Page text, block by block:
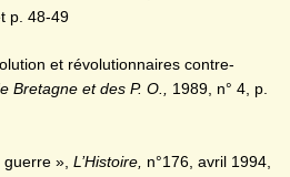
p. 48-49
et révolutionnaires contre-
Bretagne et des P. O., 1989, n° 4, p.
», L’Histoire, n°176, avril 1994,